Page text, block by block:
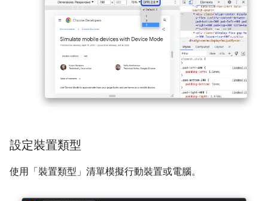
設定裝置類型
使用「裝置類型」 清單模擬行動裝置或電腦。